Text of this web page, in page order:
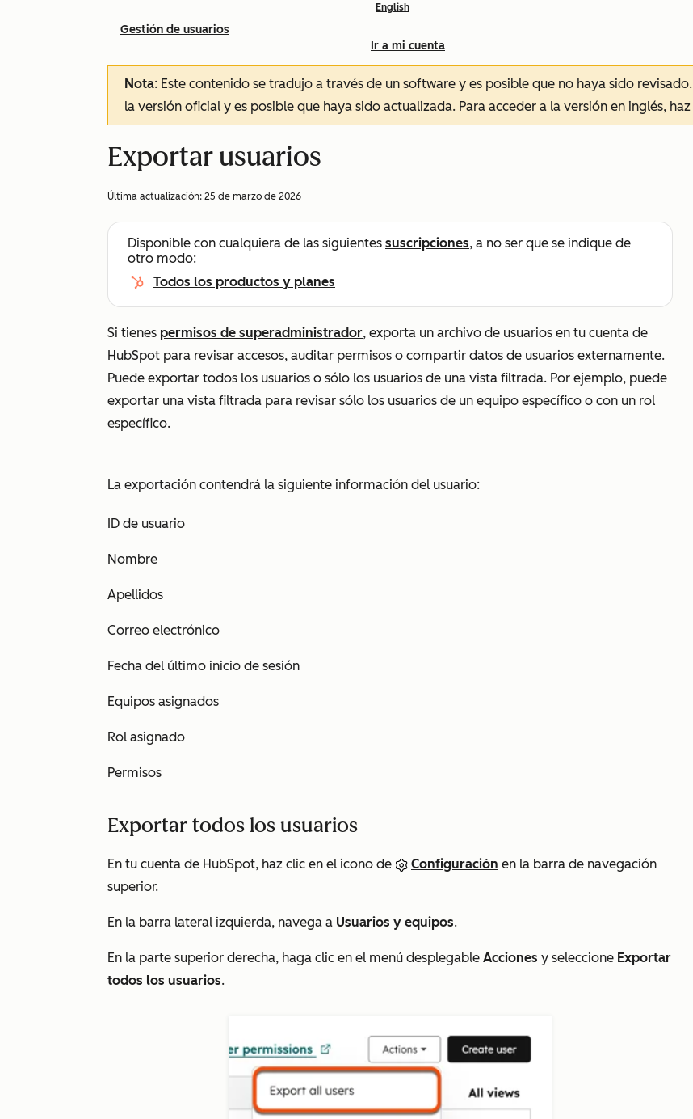
English
Ir a mi cuenta
Gestión de usuarios
Nota: Este contenido se tradujo a través de un software y es posible que no haya sido revisado.
la versión oficial y es posible que haya sido actualizada. Para acceder a la versión en inglés, haz
Exportar usuarios
Última actualización: 25 de marzo de 2026
Disponible con cualquiera de las siguientes suscripciones, a no ser que se indique de
otro modo:
Todos los productos y planes
Si tienes permisos de superadministrador, exporta un archivo de usuarios en tu cuenta de
HubSpot para revisar accesos, auditar permisos o compartir datos de usuarios externamente.
Puede exportar todos los usuarios o sólo los usuarios de una vista filtrada. Por ejemplo, puede
exportar una vista filtrada para revisar sólo los usuarios de un equipo específico o con un rol
específico.
La exportación contendrá la siguiente información del usuario:
ID de usuario
Nombre
Apellidos
Correo electrónico
Fecha del último inicio de sesión
Equipos asignados
Rol asignado
Permisos
Exportar todos los usuarios
En tu cuenta de HubSpot, haz clic en el icono de Configuración en la barra de navegación
superior.
En la barra lateral izquierda, navega a Usuarios y equipos.
En la parte superior derecha, haga clic en el menú desplegable Acciones y seleccione Exportar
todos los usuarios.